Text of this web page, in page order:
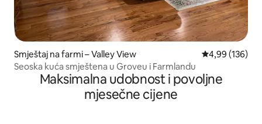
Smještaj na farmi – Valley View Prosječna
4,99 (136)
Seoska kuća smještena u Groveu i Farmlandu
Maksimalna udobnost i povoljne
mjesečne cijene